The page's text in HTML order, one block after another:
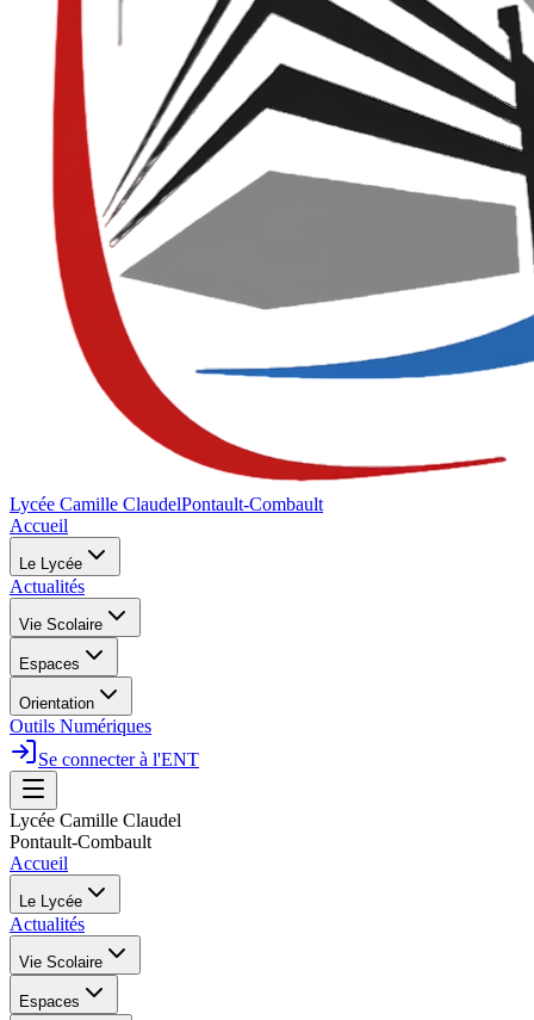
Lycée Camille ClaudelPontault-Combault
Accueil
Le Lycée
Actualités
Vie Scolaire
Espaces
Orientation
Outils Numériques
Se connecter à l'ENT
Lycée Camille Claudel
Pontault-Combault
Accueil
Le Lycée
Actualités
Vie Scolaire
Espaces